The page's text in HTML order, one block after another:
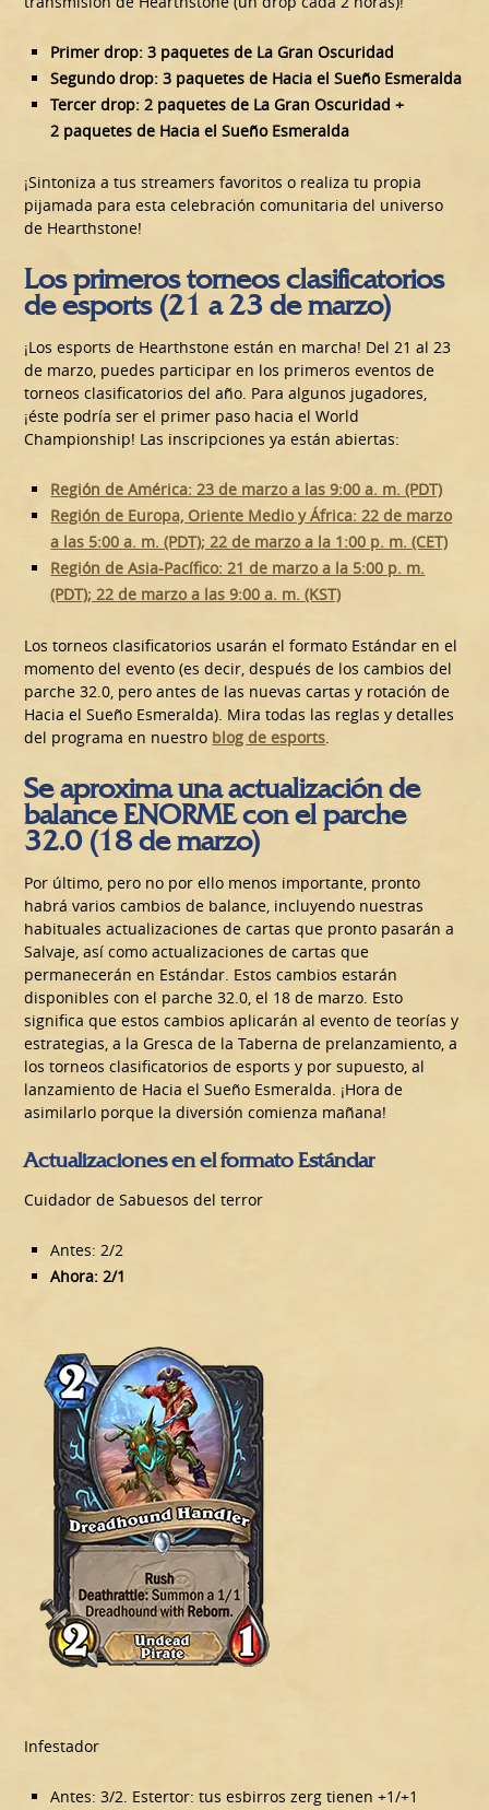
Primer drop: 3 paquetes de La Gran Oscuridad
Segundo drop: 3 paquetes de Hacia el Sueño Esmeralda
Tercer drop: 2 paquetes de La Gran Oscuridad +
2 paquetes de Hacia el Sueño Esmeralda
¡Sintoniza a tus streamers favoritos o realiza tu propia
pijamada para esta celebración comunitaria del universo
de Hearthstone!
Los primeros torneos clasificatorios
de esports (21 a 23 de marzo)
¡Los esports de Hearthstone están en marcha! Del 21 al 23
de marzo, puedes participar en los primeros eventos de
torneos clasificatorios del año. Para algunos jugadores,
¡éste podría ser el primer paso hacia el World
Championship! Las inscripciones ya están abiertas:
Región de América: 23 de marzo a las 9:00 a. m. (PDT)
Región de Europa, Oriente Medio y África: 22 de marzo
a las 5:00 a. m. (PDT); 22 de marzo a la 1:00 p. m. (CET)
Región de Asia-Pacífico: 21 de marzo a la 5:00 p. m.
(PDT); 22 de marzo a las 9:00 a. m. (KST)
Los torneos clasificatorios usarán el formato Estándar en el
momento del evento (es decir, después de los cambios del
parche 32.0, pero antes de las nuevas cartas y rotación de
Hacia el Sueño Esmeralda). Mira todas las reglas y detalles
del programa en nuestro blog de esports.
Se aproxima una actualización de
balance ENORME con el parche
32.0 (18 de marzo)
Por último, pero no por ello menos importante, pronto
habrá varios cambios de balance, incluyendo nuestras
habituales actualizaciones de cartas que pronto pasarán a
Salvaje, así como actualizaciones de cartas que
permanecerán en Estándar. Estos cambios estarán
disponibles con el parche 32.0, el 18 de marzo. Esto
significa que estos cambios aplicarán al evento de teorías y
estrategias, a la Gresca de la Taberna de prelanzamiento, a
los torneos clasificatorios de esports y por supuesto, al
lanzamiento de Hacia el Sueño Esmeralda. ¡Hora de
asimilarlo porque la diversión comienza mañana!
Actualizaciones en el formato Estándar
Cuidador de Sabuesos del terror
Antes: 2/2
Ahora: 2/1
Infestador
Antes: 3/2. Estertor: tus esbirros zerg tienen +1/+1